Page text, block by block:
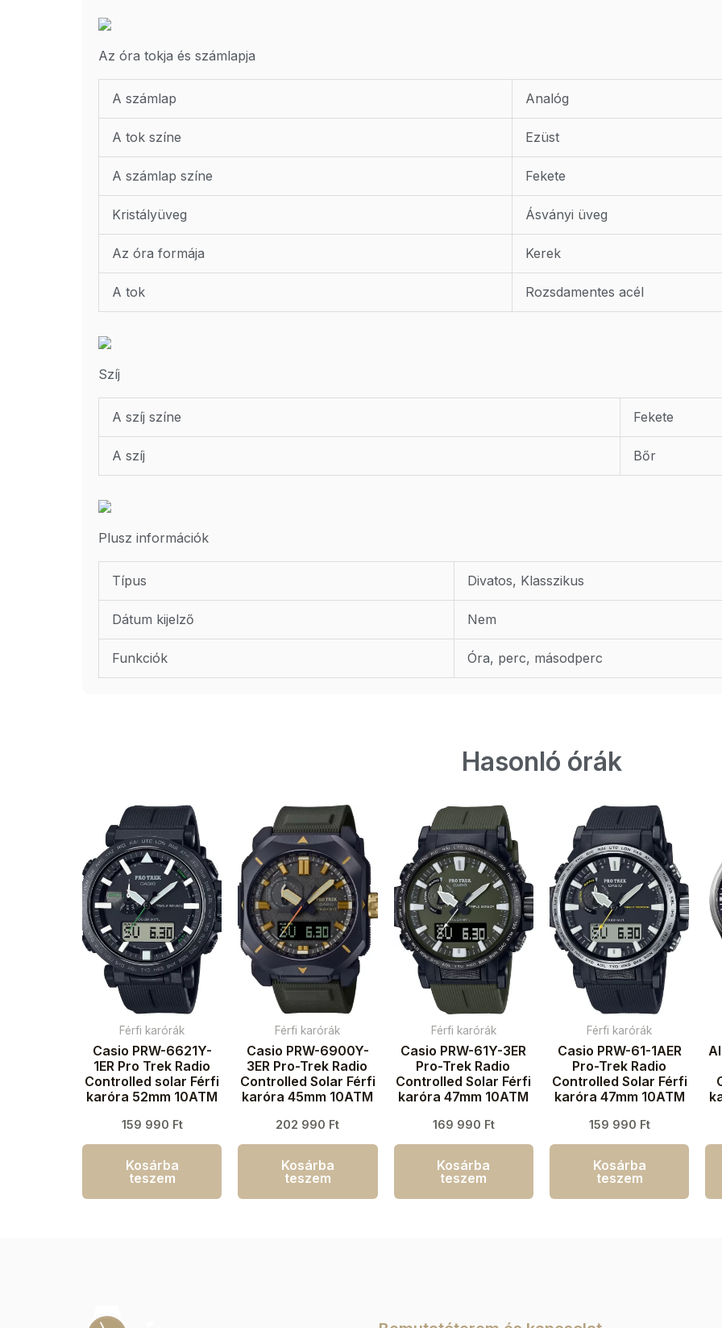
Az óra tokja és számlapja
A számlap Analóg
A tok színe Ezüst
A számlap színe Fekete
Kristályüveg Ásványi üveg
Az óra formája Kerek
A tok Rozsdamentes acél
Szíj
A szíj színe Fekete
A szíj Bőr
Plusz információk
Típus Divatos, Klasszikus
Dátum kijelző Nem
Funkciók Óra, perc, másodperc
Hasonló órák
Férfi karórák
Casio PRW-6621Y-
1ER Pro Trek Radio
Controlled solar Férfi
karóra 52mm 10ATM
159 990 Ft
Kosárba
teszem
Férfi karórák
Casio PRW-6900Y-
3ER Pro-Trek Radio
Controlled Solar Férfi
karóra 45mm 10ATM
202 990 Ft
Kosárba
teszem
Férfi karórák
Casio PRW-61Y-3ER
Pro-Trek Radio
Controlled Solar Férfi
karóra 47mm 10ATM
169 990 Ft
Kosárba
teszem
Férfi karórák
Casio PRW-61-1AER
Pro-Trek Radio
Controlled Solar Férfi
karóra 47mm 10ATM
159 990 Ft
Kosárba
teszem